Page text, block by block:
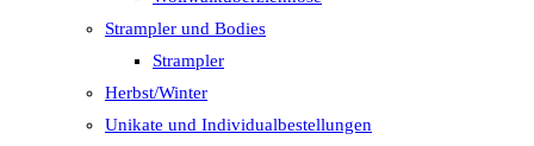
Strampler und Bodies
Strampler
Herbst/Winter
Unikate und Individualbestellungen